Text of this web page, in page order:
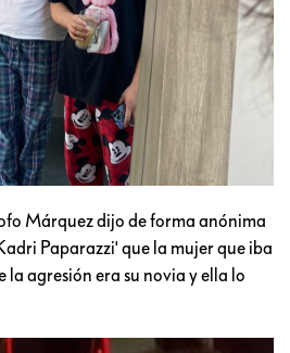
Márquez dijo de forma anónima
Paparazzi' que la mujer que iba
la agresión era su novia y ella lo